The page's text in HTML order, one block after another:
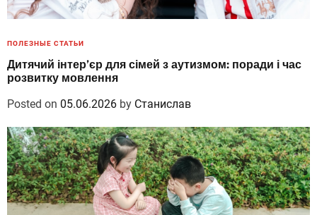
ПОЛЕЗНЫЕ СТАТЬИ
Дитячий інтер’єр для сімей з аутизмом: поради і час
розвитку мовлення
Posted on 05.06.2026 by Станислав